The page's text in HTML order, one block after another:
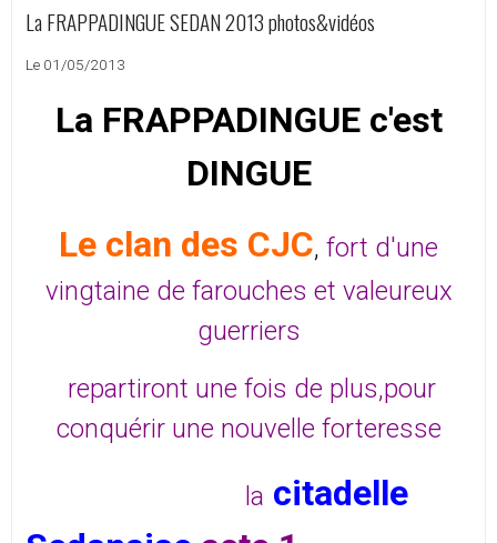
La FRAPPADINGUE SEDAN 2013 photos&vidéos
Le 01/05/2013
La FRAPPADINGUE c'est
DINGUE
Le clan des CJC, fort d'une
vingtaine de farouches et valeureux
guerriers
repartiront une fois de plus,pour
conquérir une nouvelle forteresse
la citadelle